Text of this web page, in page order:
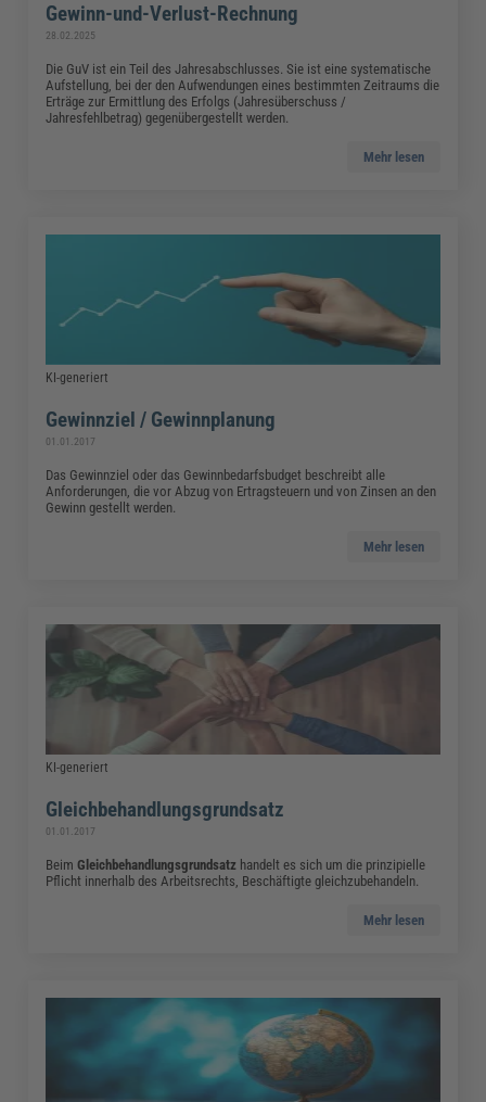
Gewinn-und-Verlust-Rechnung
28.02.2025
Die GuV ist ein Teil des Jahresabschlusses. Sie ist eine systematische
Aufstellung, bei der den Aufwendungen eines bestimmten Zeitraums die
Erträge zur Ermittlung des Erfolgs (Jahresüberschuss /
Jahresfehlbetrag) gegenübergestellt werden.
Mehr lesen
KI-generiert
Gewinnziel / Gewinnplanung
01.01.2017
Das Gewinnziel oder das Gewinnbedarfsbudget beschreibt alle
Anforderungen, die vor Abzug von Ertragsteuern und von Zinsen an den
Gewinn gestellt werden.
Mehr lesen
KI-generiert
Gleichbehandlungsgrundsatz
01.01.2017
BeimGleichbehandlungsgrundsatz handelt es sich um die prinzipielle
Pflicht innerhalb des Arbeitsrechts, Beschäftigte gleichzubehandeln.
Mehr lesen